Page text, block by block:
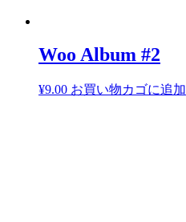
Woo Album #2
¥9.00 お買い物カゴに追加